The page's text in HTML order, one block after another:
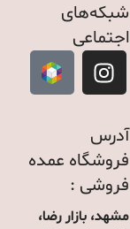
شبکه‌های
اجتماعی
آدرس
فروشگاه عمده
فروشی :
مشهد، بازار رضا،